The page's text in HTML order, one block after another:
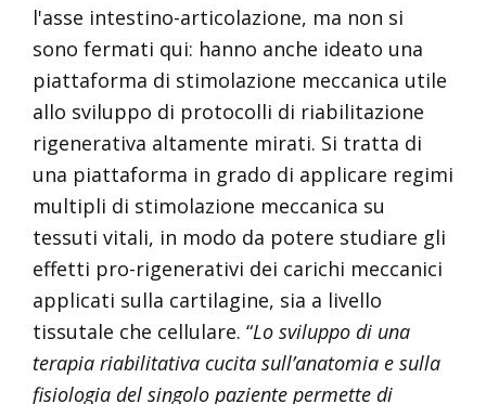
l'asse intestino-articolazione, ma non si
sono fermati qui: hanno anche ideato una
piattaforma di stimolazione meccanica utile
allo sviluppo di protocolli di riabilitazione
rigenerativa altamente mirati. Si tratta di
una piattaforma in grado di applicare regimi
multipli di stimolazione meccanica su
tessuti vitali, in modo da potere studiare gli
effetti pro-rigenerativi dei carichi meccanici
applicati sulla cartilagine, sia a livello
tissutale che cellulare. “Lo sviluppo di una
terapia riabilitativa cucita sull’anatomia e sulla
fisiologia del singolo paziente permette di